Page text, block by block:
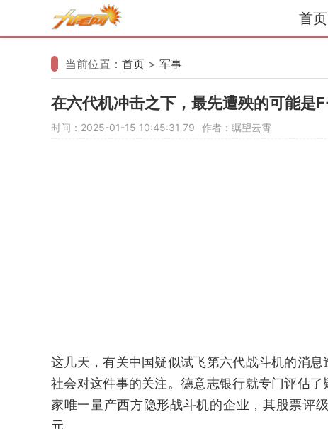
首页
当前位置： 首页 > 军事
在六代机冲击之下，最先遭殃的可能是
时间：2025-01-15 10:45:31 79 作者：瞩望云霄
这几天，有关中国疑似试飞第六代战斗机的消
社会对这件事的关注。德意志银行就专门评估
家唯一量产西方隐形战斗机的企业，其股票评
元。